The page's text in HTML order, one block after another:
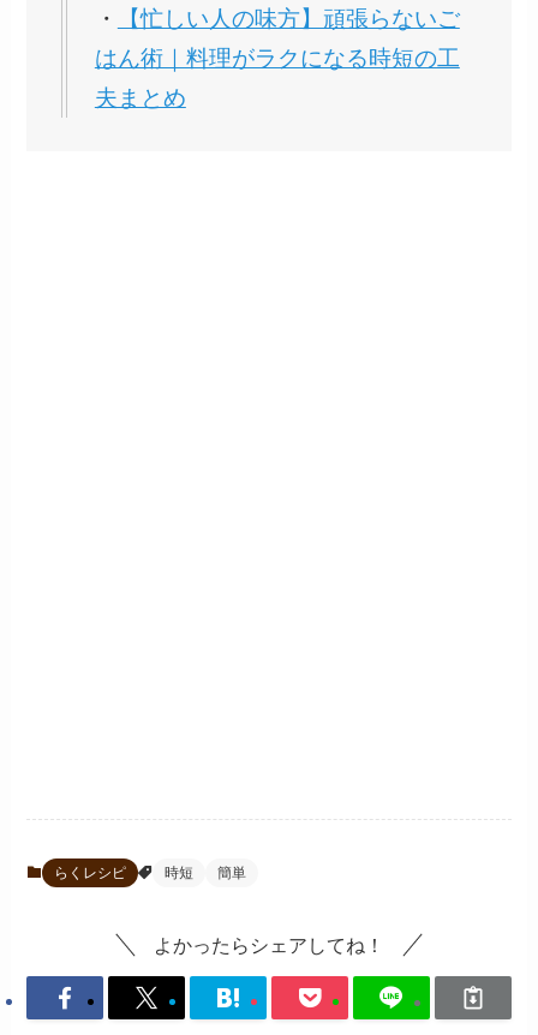
・
【忙しい人の味方】頑張らないご
はん術｜料理がラクになる時短の工
夫まとめ
らくレシピ 時短 簡単
よかったらシェアしてね！